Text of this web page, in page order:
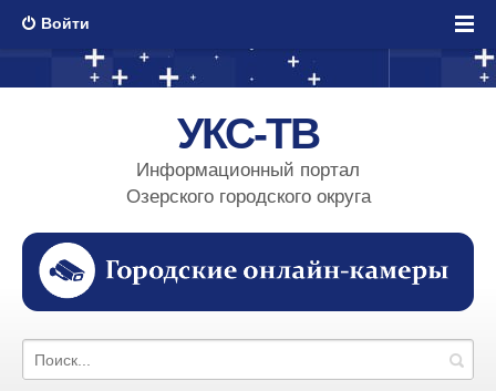
Войти
УКС-ТВ
Информационный портал
Озерского городского округа